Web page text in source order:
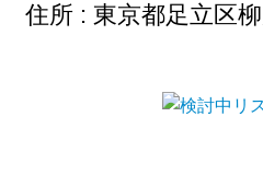
住所 : 東京都足立区